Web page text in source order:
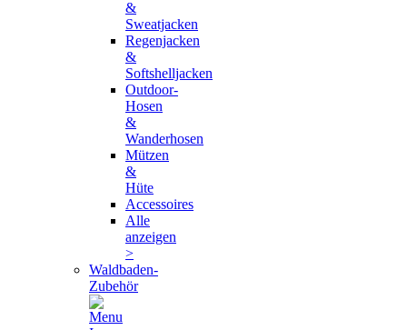
&
Sweatjacken
Regenjacken
&
Softshelljacken
Outdoor-
Hosen
&
Wanderhosen
Mützen
&
Hüte
Accessoires
Alle
anzeigen
>
Waldbaden-
Zubehör